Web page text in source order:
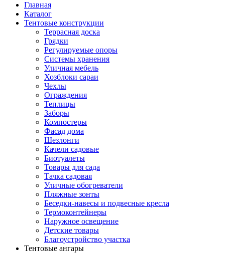
Главная
Каталог
Тентовые конструкции
Террасная доска
Грядки
Регулируемые опоры
Системы хранения
Уличная мебель
Хозблоки сараи
Чехлы
Ограждения
Теплицы
Заборы
Компостеры
Фасад дома
Шезлонги
Качели садовые
Биотуалеты
Товары для сада
Тачка садовая
Уличные обогреватели
Пляжные зонты
Беседки-навесы и подвесные кресла
Термоконтейнеры
Наружное освещение
Детские товары
Благоустройство участка
Тентовые ангары